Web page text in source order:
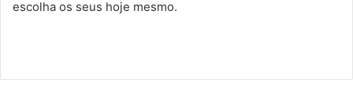
escolha os seus hoje mesmo.